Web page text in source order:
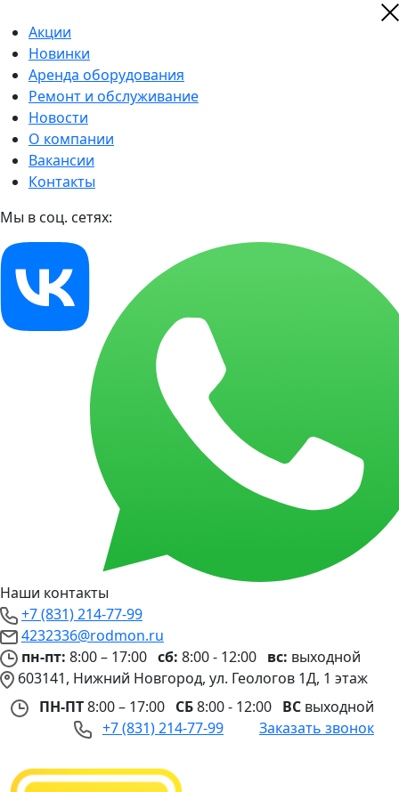
Акции
Новинки
Аренда оборудования
Ремонт и обслуживание
Новости
О компании
Вакансии
Контакты
Мы в соц. сетях:
Наши контакты
+7 (831) 214-77-99
4232336@rodmon.ru
пн-пт: 8:00 – 17:00 сб: 8:00 - 12:00 вс: выходной
603141, Нижний Новгород, ул. Геологов 1Д, 1 этаж
ПН-ПТ8:00 – 17:00 СБ8:00 - 12:00 ВС выходной
+7 (831) 214-77-99
Заказать звонок